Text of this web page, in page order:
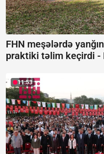
FHN meşələrdə
praktiki təlim keçirdi -
11:53